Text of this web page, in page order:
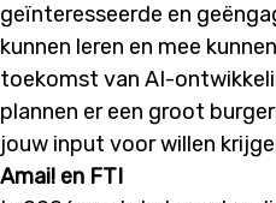
geïnteresseerde en
kunnen leren en mee
toekomst van AI-
plannen er een groot
jouw input voor willen
Amai! en FTI